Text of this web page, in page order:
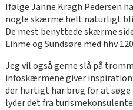
Ifølge Janne Kragh Pedersen
nogle skærme helt naturligt
De mest benyttede skærme
Lihme og Sundsøre med hhv
Jeg vil også gerne slå på
infoskærmene giver
der hurtigt har brug for at
lyder det fra